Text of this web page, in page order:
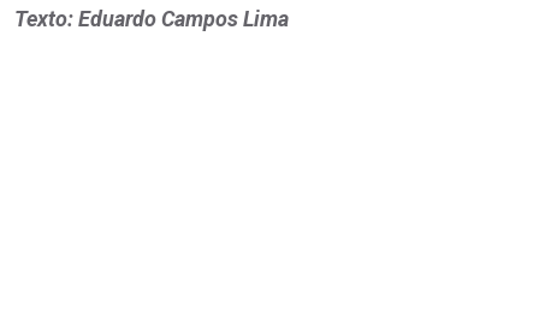
Texto: Eduardo Campos Lima